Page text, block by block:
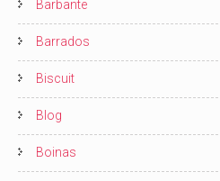
Barbante
Barrados
Biscuit
Blog
Boinas